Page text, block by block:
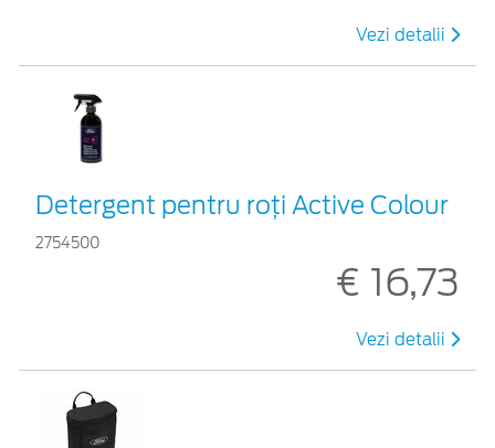
Vezi detalii
Detergent pentru roți Active Colour
2754500
€ 16,73
Vezi detalii